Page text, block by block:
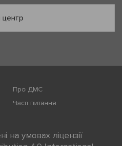
центр
Про ДМС
Часті питання
на умовах ліцензії